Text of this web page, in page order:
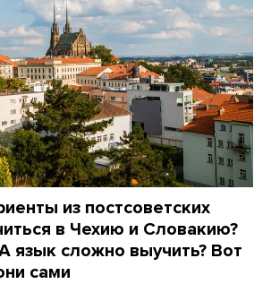
из постсоветских
в Чехию и Словакию?
язык сложно выучить? Вот
сами